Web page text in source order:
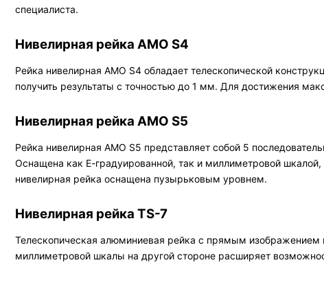
специалиста.
Нивелирная рейка AMO S4
Рейка нивелирная AMO S4 обладает телескопической
получить результаты с точностью до 1 мм. Для достижения
Нивелирная рейка AMO S5
Рейка нивелирная AMO S5 представляет собой 5
Оснащена как Е-градуированной, так и миллиметровой
нивелирная рейка оснащена пузырьковым уровнем.
Нивелирная рейка TS-7
Телескопическая алюминиевая рейка с прямым изображением
миллиметровой шкалы на другой стороне расширяет